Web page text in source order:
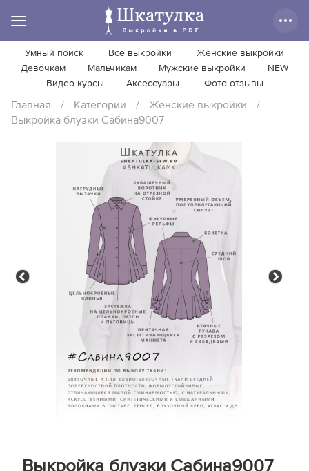
Умный поиск Все выкройки
Женские выкройки
Девочкам
Мальчикам Мужские выкройки
NEW
Видео курсы
Аксессуары Фото-отзывы
Главная / Категории / Женские выкройки
/
Выкройка блузки Сабина9007
Выкройка блузки Сабина9007